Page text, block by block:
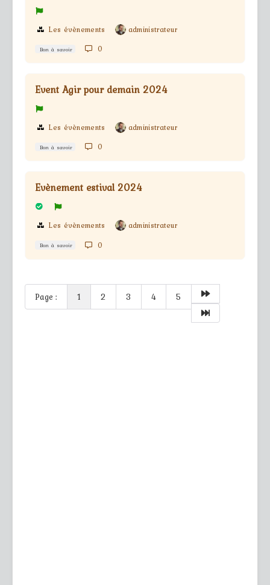
Les évènements administrateur
Bon à savoir 0
Event Agir pour demain 2024
Les évènements administrateur
Bon à savoir 0
Evènement estival 2024
Les évènements administrateur
Bon à savoir 0
Page : 1 2 3 4 5